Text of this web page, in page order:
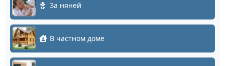
За няней
В частном доме